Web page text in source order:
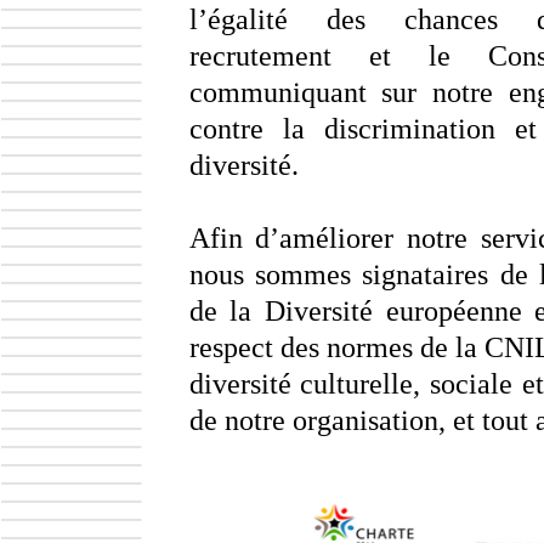
l’égalité des chances
recrutement et le
communiquant sur notre
contre la discrimination
diversité.
Afin d’améliorer notre
nous sommes signataires de
de la Diversité européenne
respect des normes de la
diversité culturelle, sociale
de notre organisation, et tout